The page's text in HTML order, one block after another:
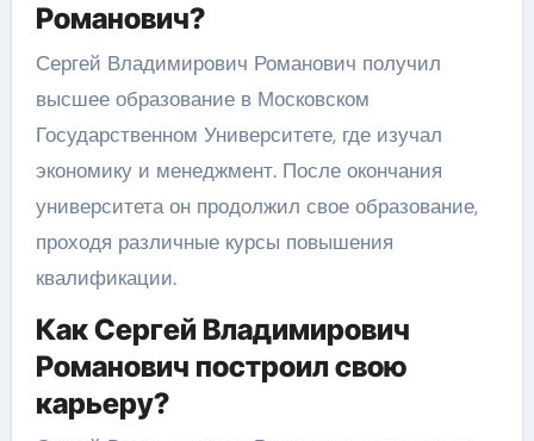
Романович?
Сергей Владимирович Романович получил
высшее образование в Московском
Государственном Университете, где изучал
экономику и менеджмент. После окончания
университета он продолжил свое образование,
проходя различные курсы повышения
квалификации.
Как Сергей Владимирович
Романович построил свою
карьеру?